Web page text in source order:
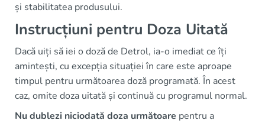
și stabilitatea produsului.
Instrucțiuni pentru Doza Uitată
Dacă uiți să iei o doză de Detrol, ia-o imediat ce îți
amintești, cu excepția situației în care este aproape
timpul pentru următoarea doză programată. În acest
caz, omite doza uitată și continuă cu programul normal.
Nu dublezi niciodată doza următoare pentru a